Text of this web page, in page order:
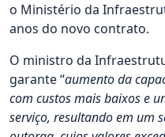
o Ministério da
anos do novo contrato.
O ministro da
garante “aumento da
com custos mais baixos e
serviço, resultando em um